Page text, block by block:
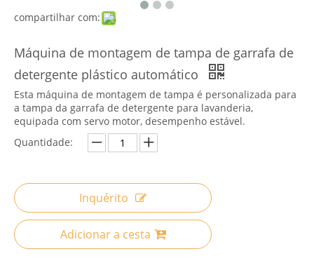
compartilhar com:
Máquina de montagem de tampa de garrafa de
detergente plástico automático
Esta máquina de montagem de tampa é personalizada para
a tampa da garrafa de detergente para lavanderia,
equipada com servo motor, desempenho estável.
Quantidade:
Inquérito
Adicionar a cesta